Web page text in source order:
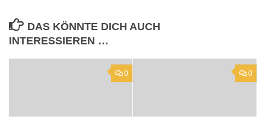
DAS KÖNNTE DICH AUCH
INTERESSIEREN …
0 0